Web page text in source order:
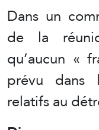
Dans un
de la
qu’aucun «
prévu dans
relatifs au